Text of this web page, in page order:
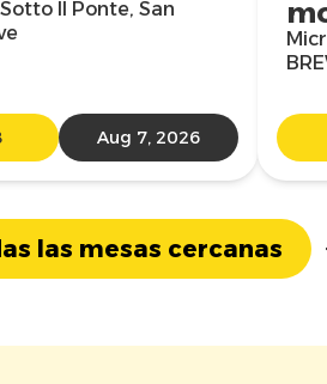
Il Ponte, San
Aug 7, 2026
las mesas cercanas